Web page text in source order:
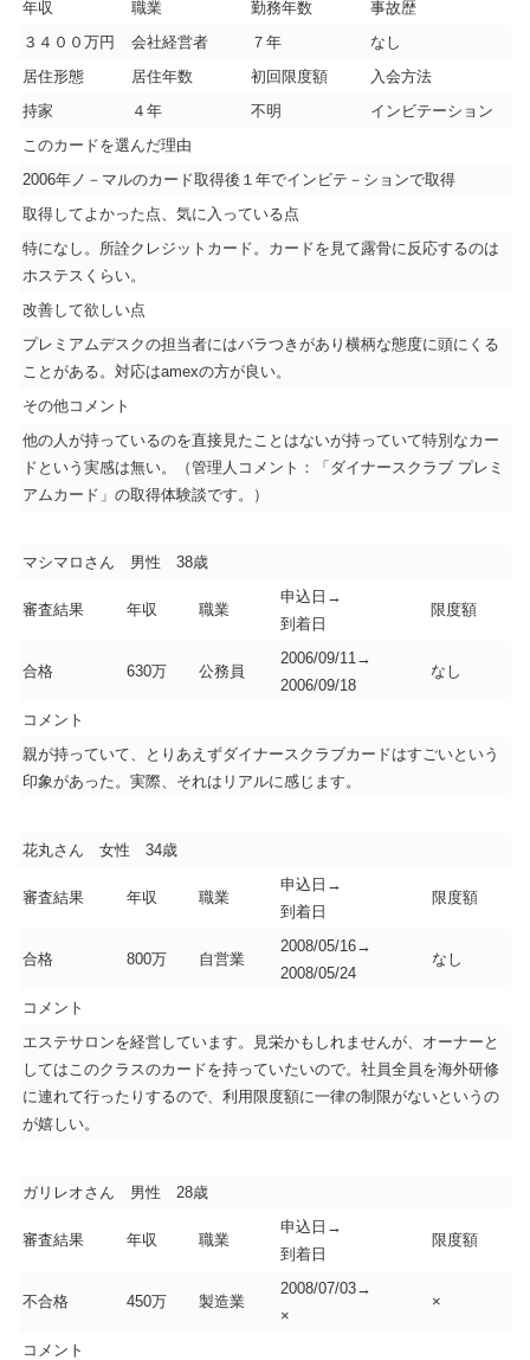
年収 職業 勤務年数
事故歴
３４００万円
会社経営者 ７年
なし
居住形態
居住年数 初回限度額
入会方法
持家
４年 不明
インビテーション
このカードを選んだ理由
2006年ノ－マルのカード取得後１年でインビテ－ションで取得
取得してよかった点、気に入っている点
特になし。所詮クレジットカード。カードを見て露骨に反応するのは
ホステスくらい。
改善して欲しい点
プレミアムデスクの担当者にはバラつきがあり横柄な態度に頭にくる
ことがある。対応はamexの方が良い。
その他コメント
他の人が持っているのを直接見たことはないが持っていて特別なカー
ドという実感は無い。（管理人コメント：「ダイナースクラブ プレミ
アムカード」の取得体験談です。）
マシマロさん 男性 38歳
審査結果 年収 職業
申込日→
到着日
限度額
合格 630万 公務員
2006/09/11→
2006/09/18
なし
コメント
親が持っていて、とりあえずダイナースクラブカードはすごいという
印象があった。実際、それはリアルに感じます。
花丸さん 女性 34歳
審査結果 年収 職業
申込日→
到着日
限度額
合格 800万 自営業
2008/05/16→
2008/05/24
なし
コメント
エステサロンを経営しています。見栄かもしれませんが、オーナーと
してはこのクラスのカードを持っていたいので。社員全員を海外研修
に連れて行ったりするので、利用限度額に一律の制限がないというの
が嬉しい。
ガリレオさん 男性 28歳
審査結果 年収 職業
申込日→
到着日
限度額
不合格 450万 製造業
2008/07/03→
×
×
コメント